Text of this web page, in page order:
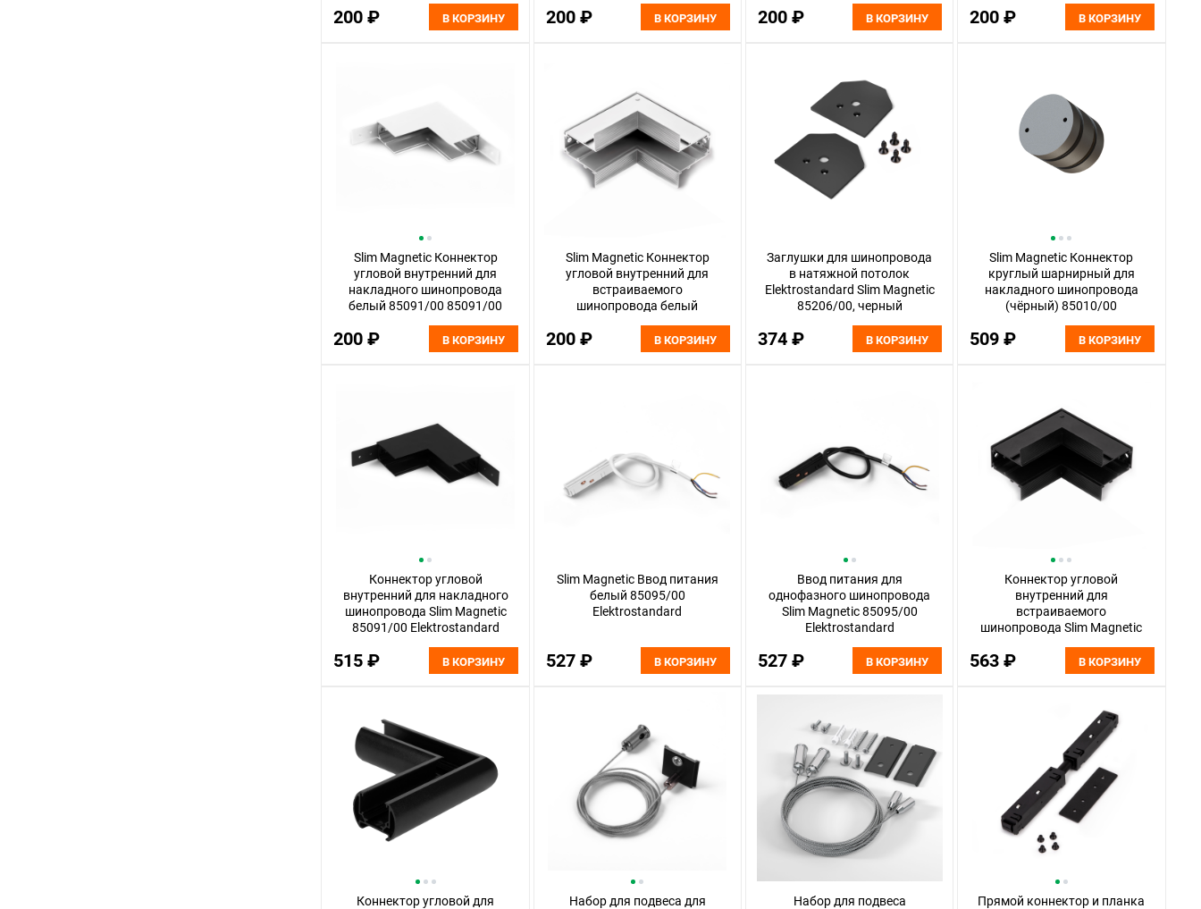
200 ₽ В КОРЗИНУ 200 ₽ В КОРЗИНУ 200 ₽ В КОРЗИНУ 200 ₽ В КОРЗИНУ
Slim Magnetic Коннектор
угловой внутренний для
накладного шинопровода
белый 85091/00 85091/00
200 ₽ В КОРЗИНУ
Slim Magnetic Коннектор
угловой внутренний для
встраиваемого
шинопровода белый
Elektrostandard
200 ₽ В КОРЗИНУ
Заглушки для шинопровода
в натяжной потолок
Elektrostandard Slim Magnetic
85206/00, черный
374 ₽ В КОРЗИНУ
Slim Magnetic Коннектор
круглый шарнирный для
накладного шинопровода
(чёрный) 85010/00
509 ₽ В КОРЗИНУ
Коннектор угловой
внутренний для накладного
шинопровода Slim Magnetic
85091/00 Elektrostandard
515 ₽ В КОРЗИНУ
Slim Magnetic Ввод питания
белый 85095/00
Elektrostandard
527 ₽ В КОРЗИНУ
Ввод питания для
однофазного шинопровода
Slim Magnetic 85095/00
Elektrostandard
527 ₽ В КОРЗИНУ
Коннектор угловой
внутренний для
встраиваемого
шинопровода Slim Magnetic
563 ₽ В КОРЗИНУ
Коннектор угловой для
Набор для подвеса для
Набор для подвеса
Прямой коннектор и планка